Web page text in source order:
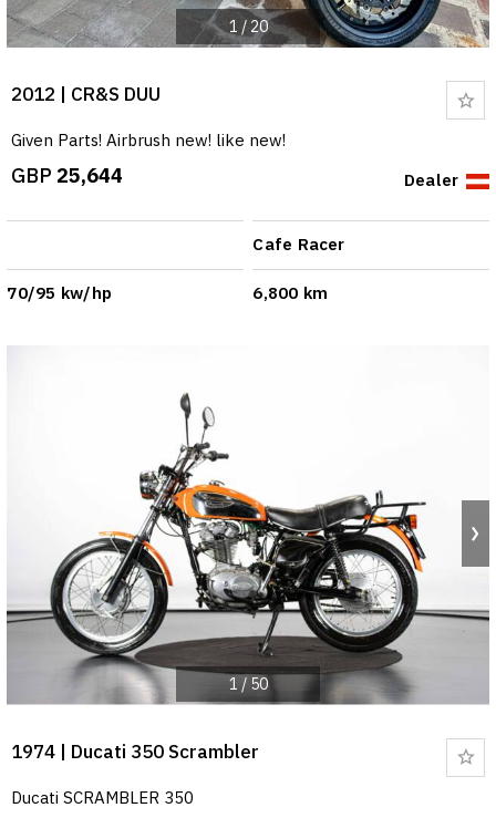
1 / 20
2012 | CR&S DUU
Given Parts! Airbrush new! like new!
GBP 25,644 Dealer
Cafe Racer
70/95 kw/hp 6,800 km
1 / 50
1974 | Ducati 350 Scrambler
Ducati SCRAMBLER 350